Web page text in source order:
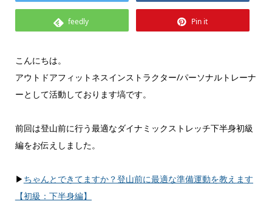
feedly Pin it
こんにちは。
アウトドアフィットネスインストラクター/パーソナルトレーナ
ーとして活動しております塙です。
前回は登山前に行う最適なダイナミックストレッチ下半身初級
編をお伝えしました。
▶︎ ちゃんとできてますか？登山前に最適な準備運動を教えます
【初級：下半身編】